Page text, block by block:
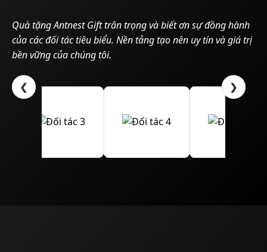
Quà tặng Antnest Gift trân trọng và biết ơn sự đồng hành
của các đối tác tiêu biểu. Nền tảng tạo nên uy tín và giá trị
bền vững của chúng tôi.
❮ ❯